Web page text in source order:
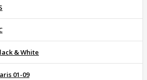
& White
01-09